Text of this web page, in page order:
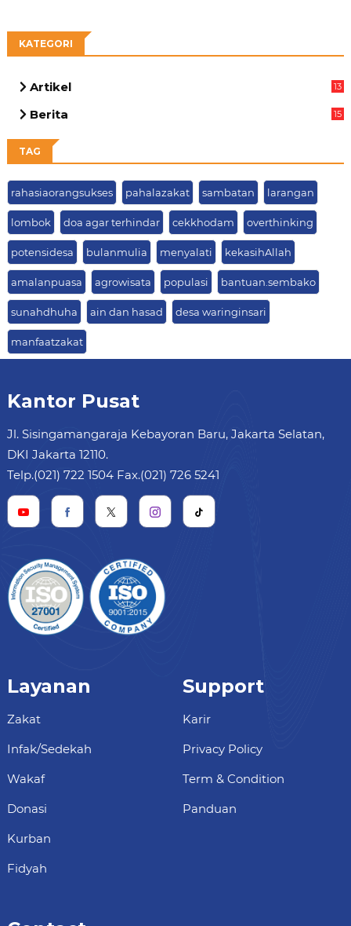
KATEGORI
Artikel
13
Berita
15
TAG
rahasiaorangsukses pahalazakat sambatan larangan
lombok doa agar terhindar cekkhodam overthinking
potensidesa bulanmulia menyalati kekasihAllah
amalanpuasa agrowisata populasi bantuan.sembako
sunahdhuha ain dan hasad desa waringinsari
manfaatzakat
Kantor Pusat
Jl. Sisingamangaraja Kebayoran Baru, Jakarta Selatan,
DKI Jakarta 12110.
Telp.(021) 722 1504 Fax.(021) 726 5241
Layanan
Zakat
Infak/Sedekah
Wakaf
Donasi
Kurban
Fidyah
Support
Karir
Privacy Policy
Term & Condition
Panduan